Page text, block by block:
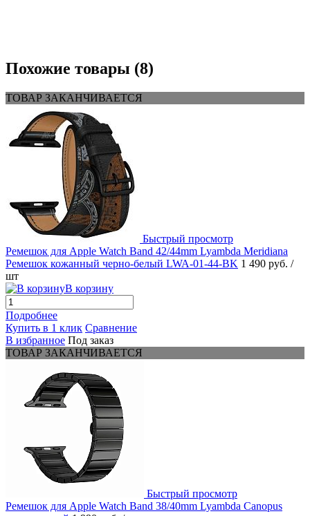
Похожие товары (8)
ТОВАР ЗАКАНЧИВАЕТСЯ
Быстрый просмотр
Ремешок для Apple Watch Band 42/44mm Lyambda Meridiana
Ремешок кожанный черно-белый LWA-01-44-BK 1 490 руб. /
шт
В корзину
Подробнее
Купить в 1 клик Сравнение
В избранное Под заказ
ТОВАР ЗАКАНЧИВАЕТСЯ
Быстрый просмотр
Ремешок для Apple Watch Band 38/40mm Lyambda Canopus